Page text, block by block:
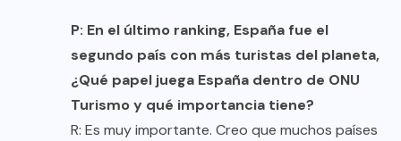
P: En el último ranking, España fue el
segundo país con más turistas del planeta,
¿Qué papel juega España dentro de ONU
Turismo y qué importancia tiene?
R: Es muy importante. Creo que muchos países